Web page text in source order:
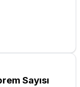
Sayısı